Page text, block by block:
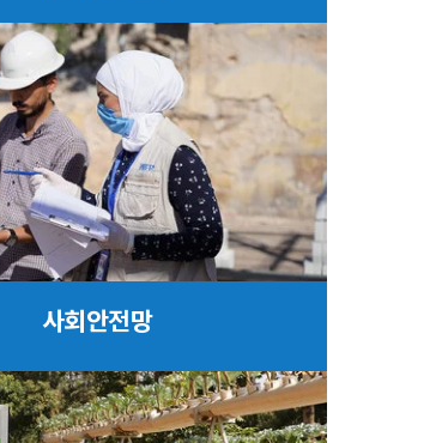
사회안전망